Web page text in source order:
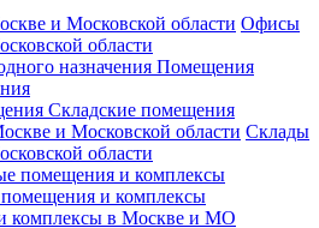
Офисы
области
Помещения
Складские помещения
Склады
области
и комплексы